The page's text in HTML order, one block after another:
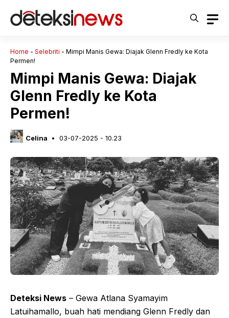
Home - Selebriti - Mimpi Manis Gewa: Diajak Glenn Fredly ke Kota
Permen!
Mimpi Manis Gewa: Diajak
Glenn Fredly ke Kota
Permen!
Celina 03-07-2025 - 10.23
Deteksi News – Gewa Atlana Syamayim
Latuihamallo, buah hati mendiang Glenn Fredly dan